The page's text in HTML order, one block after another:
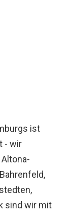
ist
- wir
sind wir mit